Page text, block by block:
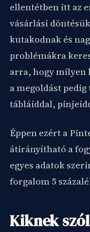
ellentétben itt az
vásárlási
kutakodnak és
problémákra
arra, hogy milyen
a megoldást
tábláiddal,
Éppen ezért a
átirányítható a
egyes adatok
forgalom 5
Kiknek